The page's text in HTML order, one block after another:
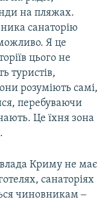
на пляжах.
санаторію
Я це
цього не
туристів,
розуміють самі,
перебуваючи
Це їхня зона
Криму не має
санаторіях
чиновникам ‒